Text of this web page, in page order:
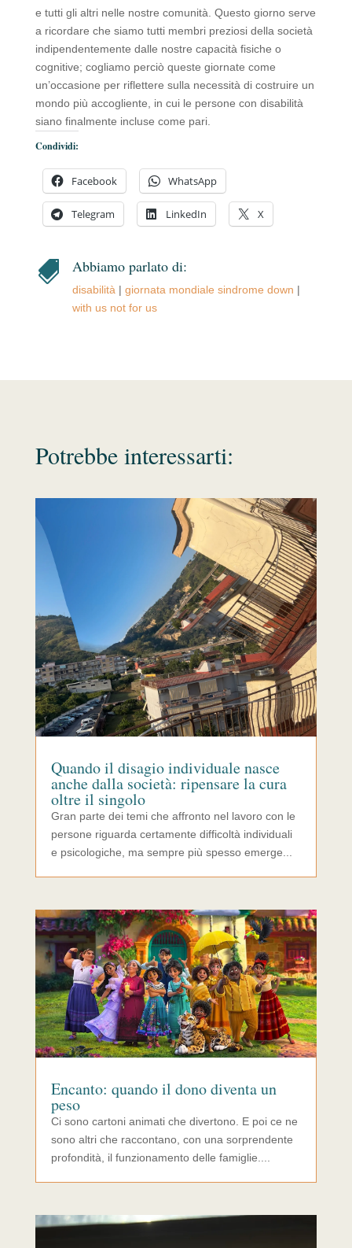
e tutti gli altri nelle nostre comunità. Questo giorno serve
a ricordare che siamo tutti membri preziosi della società
indipendentemente dalle nostre capacità fisiche o
cognitive; cogliamo perciò queste giornate come
un’occasione per riflettere sulla necessità di costruire un
mondo più accogliente, in cui le persone con disabilità
siano finalmente incluse come pari.
Condividi:
Facebook WhatsApp
Telegram LinkedIn X
 Abbiamo parlato di:
disabilità | giornata mondiale sindrome down |
with us not for us
Potrebbe interessarti:
Quando il disagio individuale nasce
anche dalla società: ripensare la cura
oltre il singolo
Gran parte dei temi che affronto nel lavoro con le
persone riguarda certamente difficoltà individuali
e psicologiche, ma sempre più spesso emerge...
Encanto: quando il dono diventa un
peso
Ci sono cartoni animati che divertono. E poi ce ne
sono altri che raccontano, con una sorprendente
profondità, il funzionamento delle famiglie....